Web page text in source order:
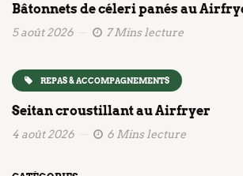
Bâtonnets de céleri panés au
5 août 2026 7 Mins lecture
REPAS & ACCOMPAGNEMENTS
Seitan croustillant au Airfryer
4 août 2026 6 Mins lecture